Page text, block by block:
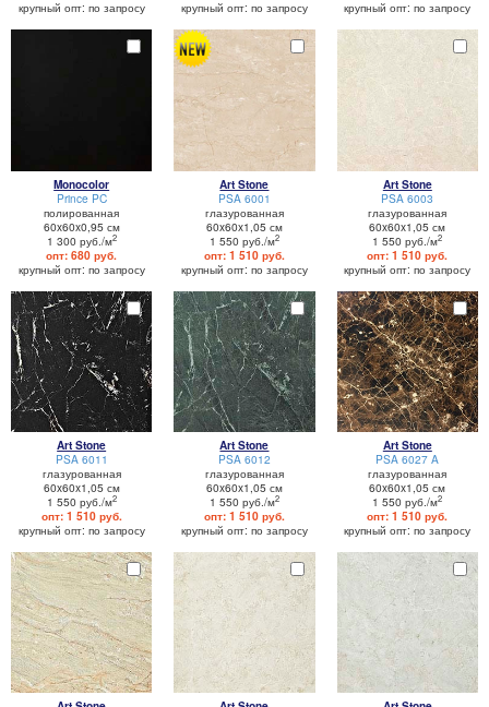
крупный опт: по запросу крупный опт: по запросу крупный опт: по запросу
Monocolor
Prince PC
полированная
60x60x0,95 см
1 300 руб./м2
опт: 680 руб.
крупный опт: по запросу
Art Stone
PSA 6001
глазурованная
60x60x1,05 см
1 550 руб./м2
опт: 1 510 руб.
крупный опт: по запросу
Art Stone
PSA 6003
глазурованная
60x60x1,05 см
1 550 руб./м2
опт: 1 510 руб.
крупный опт: по запросу
Art Stone
PSA 6011
глазурованная
60x60x1,05 см
1 550 руб./м2
опт: 1 510 руб.
крупный опт: по запросу
Art Stone
PSA 6012
глазурованная
60x60x1,05 см
1 550 руб./м2
опт: 1 510 руб.
крупный опт: по запросу
Art Stone
PSA 6027 A
глазурованная
60x60x1,05 см
1 550 руб./м2
опт: 1 510 руб.
крупный опт: по запросу